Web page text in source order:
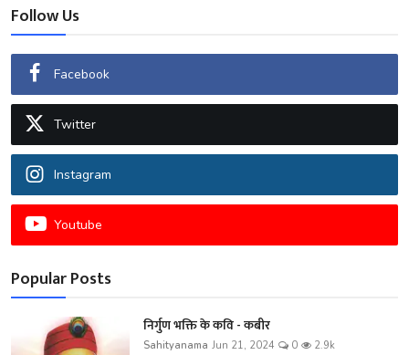
Follow Us
Facebook
Twitter
Instagram
Youtube
Popular Posts
निर्गुण भक्ति के कवि - कबीर
Sahityanama Jun 21, 2024 0 2.9k